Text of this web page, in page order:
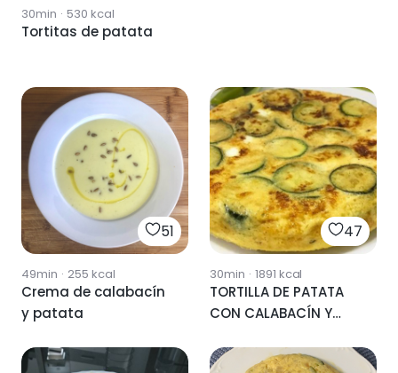
30min · 530 kcal
Tortitas de patata
51
49min · 255 kcal
Crema de calabacín
y patata
47
30min · 1891 kcal
TORTILLA DE PATATA
CON CALABACÍN Y